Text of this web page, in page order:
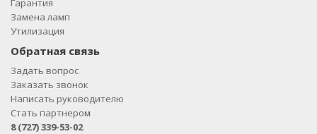
Гарантия
Замена ламп
Утилизация
Обратная связь
Задать вопрос
Заказать звонок
Написать руководителю
Стать партнером
8 (727) 339-53-02